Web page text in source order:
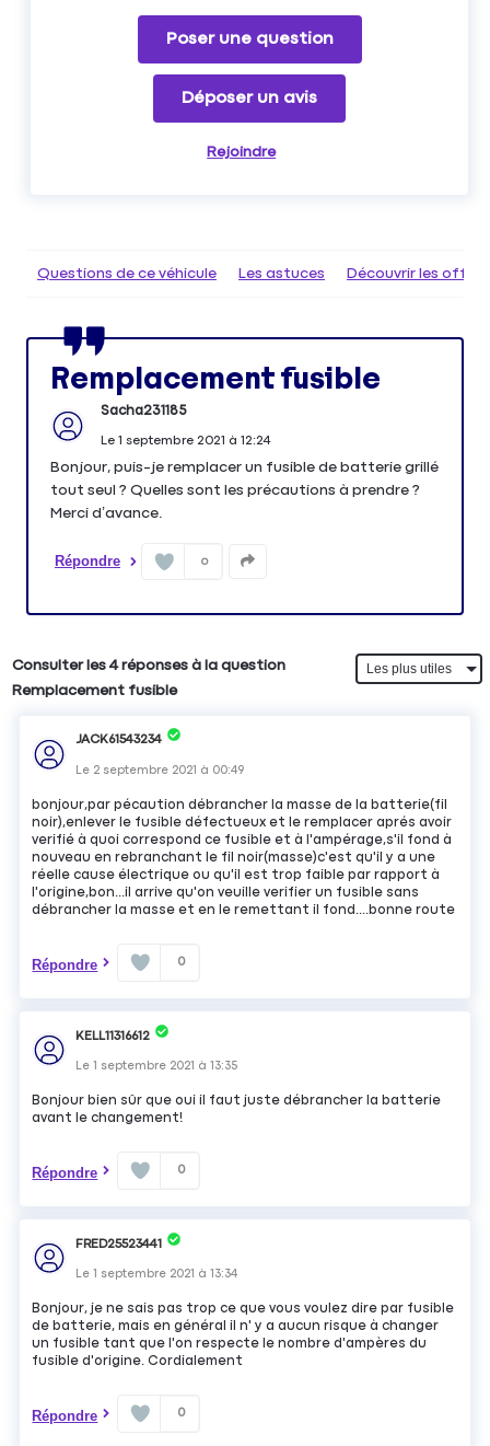
Poser une question
Déposer un avis
Rejoindre
Questions de ce véhicule Les astuces Découvrir les
Remplacement fusible
Sacha231185
Le 1 septembre 2021 à 12:24
Bonjour, puis-je remplacer un fusible de batterie grillé
tout seul ? Quelles sont les précautions à prendre ?
Répondre 0
Consulter les 4 réponses à la question
Remplacement fusible
JACK61543234
Le 2 septembre 2021 à 00:49
bonjour,par pécaution débrancher la masse de la batterie(fil
noir),enlever le fusible défectueux et le remplacer aprés avoir
verifié à quoi correspond ce fusible et à l'ampérage,s'il fond à
nouveau en rebranchant le fil noir(masse)c'est qu'il y a une
réelle cause électrique ou qu'il est trop faible par rapport à
l'origine,bon...il arrive qu'on veuille verifier un fusible sans
débrancher la masse et en le remettant il fond....bonne route
Répondre 0
KELL11316612
Le1 septembre 2021 à13:35
Bonjour bien sûr que oui il faut juste débrancher la batterie
avant le changement!
Répondre 0
FRED25523441
Le1 septembre 2021 à13:34
Bonjour, je ne sais pas trop ce que vous voulez dire par fusible
de batterie, mais en général il n' y a aucun risque à changer
un fusible tant que l'on respecte le nombre d'ampères du
fusible d'origine. Cordialement
Répondre 0